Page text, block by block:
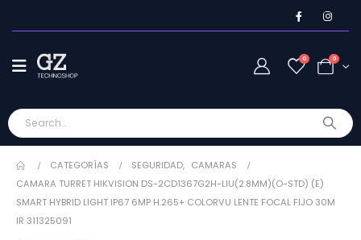
0 0
CATEGORÍAS SEGURIDAD, CAMARAS
CAMARA TURRET HIKVISION DS-2CD1367G2H-LIU(2.8MM)(O-STD) (E)
SMART HYBRID LIGHT IP67 6MP H.265+ COLORVU LENTE FOCAL FIJO 30M
IR 311325091